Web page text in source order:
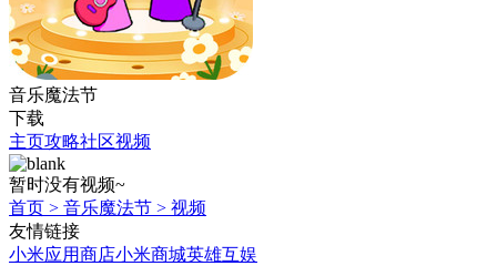
音乐魔法节
下载
主页攻略社区视频
暂时没有视频~
首页 > 音乐魔法节 > 视频
友情链接
小米应用商店小米商城英雄互娱